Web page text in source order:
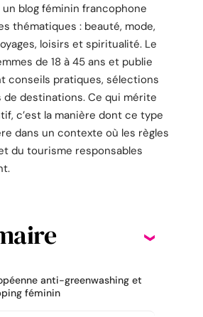
blog féminin francophone
thématiques : beauté, mode,
loisirs et spiritualité. Le
de 18 à 45 ans et publie
conseils pratiques, sélections
destinations. Ce qui mérite
c’est la manière dont ce type
dans un contexte où les règles
du tourisme responsables
anti-greenwashing et
féminin